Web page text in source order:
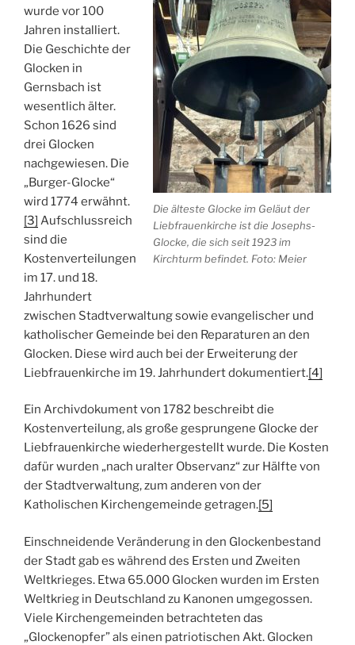
Die älteste Glocke im Geläut der
Liebfrauenkirche ist die Josephs-
Glocke, die sich seit 1923 im
Kirchturm befindet. Foto: Meier
wurde vor 100
Jahren installiert.
Die Geschichte der
Glocken in
Gernsbach ist
wesentlich älter.
Schon 1626 sind
drei Glocken
nachgewiesen. Die
„Burger-Glocke“
wird 1774 erwähnt.
[3] Aufschlussreich
sind die
Kostenverteilungen
im 17. und 18.
Jahrhundert
zwischen Stadtverwaltung sowie evangelischer und
katholischer Gemeinde bei den Reparaturen an den
Glocken. Diese wird auch bei der Erweiterung der
Liebfrauenkirche im 19. Jahrhundert dokumentiert.[4]
Ein Archivdokument von 1782 beschreibt die
Kostenverteilung, als große gesprungene Glocke der
Liebfrauenkirche wiederhergestellt wurde. Die Kosten
dafür wurden „nach uralter Observanz“ zur Hälfte von
der Stadtverwaltung, zum anderen von der
Katholischen Kirchengemeinde getragen.[5]
Einschneidende Veränderung in den Glockenbestand
der Stadt gab es während des Ersten und Zweiten
Weltkrieges. Etwa 65.000 Glocken wurden im Ersten
Weltkrieg in Deutschland zu Kanonen umgegossen.
Viele Kirchengemeinden betrachteten das
„Glockenopfer” als einen patriotischen Akt. Glocken